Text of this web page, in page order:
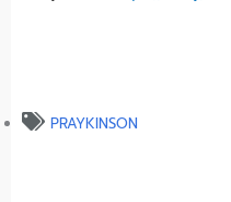
PRAYKINSON